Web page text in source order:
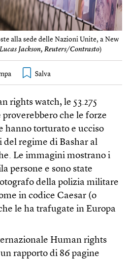
alla sede delle Nazioni Unite, a New
Lucas Jackson, Reuters/Contrasto)
rights watch, le 53.275
che le forze
hanno torturato e ucciso
regime di Bashar al
Le immagini mostrano i
persone e sono state
della polizia militare
in codice Caesar (o
le ha trafugate in Europa
Human rights
rapporto di 86 pagine